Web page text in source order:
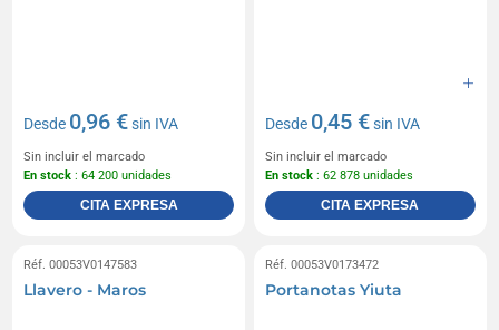
Desde 0,96 €sin IVA
Sin incluir el marcado
En stock : 64 200 unidades
CITA EXPRESA
Desde 0,45 €sin IVA
Sin incluir el marcado
En stock : 62 878 unidades
CITA EXPRESA
Réf. 00053V0147583
Llavero - Maros
Réf. 00053V0173472
Portanotas Yiuta